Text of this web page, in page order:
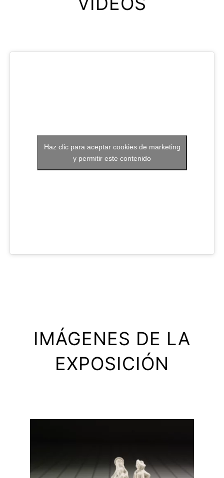
Haz clic para aceptar cookies de marketing
y permitir este contenido
IMÁGENES DE LA
EXPOSICIÓN